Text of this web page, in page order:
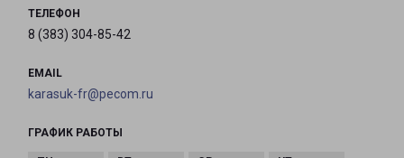
ТЕЛЕФОН
8 (383) 304-85-42
EMAIL
karasuk-fr@pecom.ru
ГРАФИК РАБОТЫ